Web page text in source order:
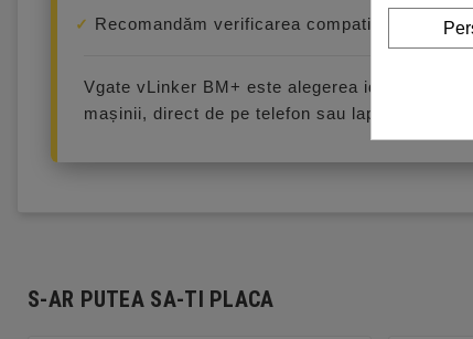
Recomandăm verificarea compatibilității pe
Vgate vLinker BM+ este alegerea ideală
mașinii, direct de pe telefon sau laptop.
S-AR PUTEA SA-TI PLACA